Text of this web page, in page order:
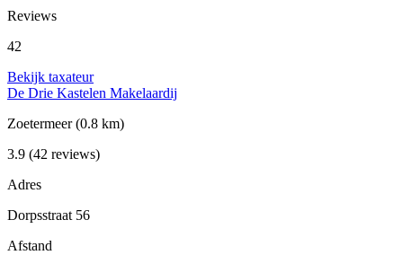
Reviews
42
Bekijk taxateur
De Drie Kastelen Makelaardij
Zoetermeer(0.8 km)
3.9 (42 reviews)
Adres
Dorpsstraat 56
Afstand